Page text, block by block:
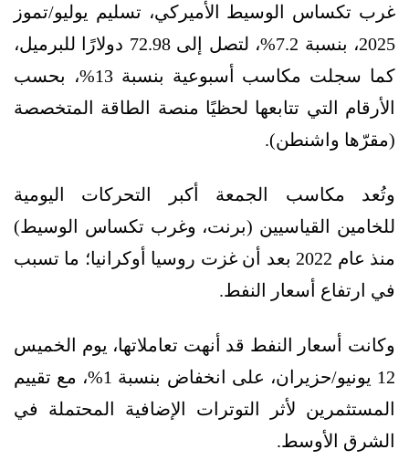
غرب تكساس الوسيط الأميركي، تسليم يوليو/تموز
2025، بنسبة 7.2%، لتصل إلى 72.98 دولارًا للبرميل،
كما سجلت مكاسب أسبوعية بنسبة 13%، بحسب
الأرقام التي تتابعها لحظيًا منصة الطاقة المتخصصة
(مقرّها واشنطن).
وتُعد مكاسب الجمعة أكبر التحركات اليومية
للخامين القياسيين (برنت، وغرب تكساس الوسيط)
منذ عام 2022 بعد أن غزت روسيا أوكرانيا؛ ما تسبب
في ارتفاع أسعار النفط.
وكانت أسعار النفط قد أنهت تعاملاتها، يوم الخميس
12 يونيو/حزيران، على انخفاض بنسبة 1%، مع تقييم
المستثمرين لأثر التوترات الإضافية المحتملة في
الشرق الأوسط.